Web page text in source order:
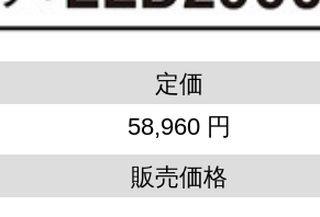
定価
58,960 円
販売価格